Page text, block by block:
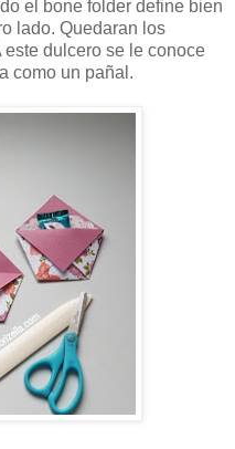
el bone folder define bien
lado. Quedaran los
dulcero se le conoce
como un pañal.